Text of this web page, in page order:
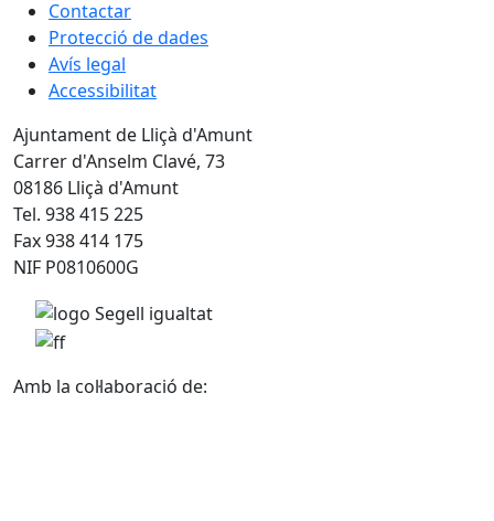
Contactar
Protecció de dades
Avís legal
Accessibilitat
Ajuntament de Lliçà d'Amunt
Carrer d'Anselm Clavé, 73
08186 Lliçà d'Amunt
Tel. 938 415 225
Fax 938 414 175
NIF P0810600G
Amb la col·laboració de: